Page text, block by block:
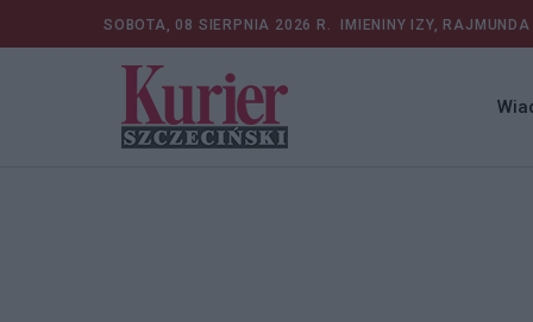
SOBOTA, 08 SIERPNIA 2026 R. IMIENINY IZY,